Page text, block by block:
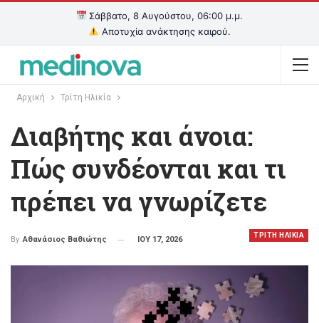
Σάββατο, 8 Αυγούστου, 06:00 μ.μ.
Αποτυχία ανάκτησης καιρού.
Αρχική Τρίτη Ηλικία
Διαβήτης και άνοια:
Πώς συνδέονται και τι
πρέπει να γνωρίζετε
ΤΡΙΤΗ ΗΛΙΚΙΑ
By Αθανάσιος Βαθιώτης ΙΟΥ 17, 2026